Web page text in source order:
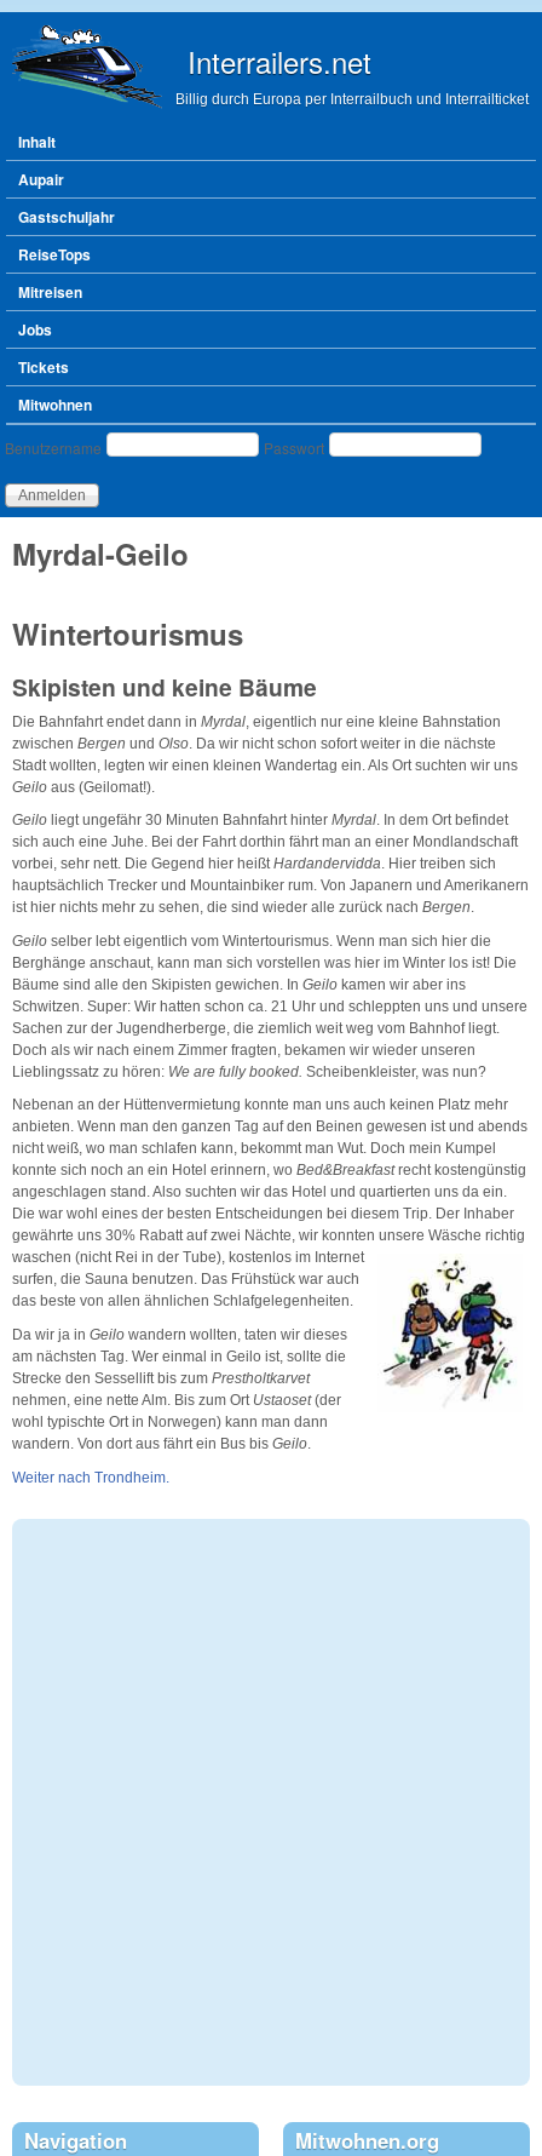
Interrailers.net
Billig durch Europa per Interrailbuch und Interrailticket
Hauptmenü
Inhalt
Aupair
Gastschuljahr
ReiseTops
Mitreisen
Jobs
Tickets
Mitwohnen
Benutzeranmeldung
Benutzername Passwort
Myrdal-Geilo
Wintertourismus
Skipisten und keine Bäume
Die Bahnfahrt endet dann in Myrdal , eigentlich nur eine kleine Bahnstation
zwischen Bergen und Olso . Da wir nicht schon sofort weiter in die nächste
Stadt wollten, legten wir einen kleinen Wandertag ein. Als Ort suchten wir uns
Geilo aus (Geilomat!).
Geilo liegt ungefähr 30 Minuten Bahnfahrt hinter Myrdal. In dem Ort befindet
sich auch eine Juhe. Bei der Fahrt dorthin fährt man an einer Mondlandschaft
vorbei, sehr nett. Die Gegend hier heißtHardandervidda. Hier treiben sich
hauptsächlich Trecker und Mountainbiker rum. Von Japanern und Amerikanern
ist hier nichts mehr zu sehen, die sind wieder alle zurück nach Bergen.
Geilo selber lebt eigentlich vom Wintertourismus. Wenn man sich hier die
Berghänge anschaut, kann man sich vorstellen was hier im Winter los ist! Die
Bäume sind alle den Skipisten gewichen. In Geilo kamen wir aber ins
Schwitzen. Super: Wir hatten schon ca. 21 Uhr und schleppten uns und unsere
Sachen zur der Jugendherberge, die ziemlich weit weg vom Bahnhof liegt.
Doch als wir nach einem Zimmer fragten, bekamen wir wieder unseren
Lieblingssatz zu hören: We are fully booked. Scheibenkleister, was nun?
Nebenan an der Hüttenvermietung konnte man uns auch keinen Platz mehr
anbieten. Wenn man den ganzen Tag auf den Beinen gewesen ist und abends
nicht weiß, wo man schlafen kann, bekommt man Wut. Doch mein Kumpel
konnte sich noch an ein Hotel erinnern, wo Bed&Breakfastrecht kostengünstig
angeschlagen stand. Also suchten wir das Hotel und quartierten uns da ein.
Die war wohl eines der besten Entscheidungen bei diesem Trip. Der Inhaber
gewährte uns 30% Rabatt auf zwei Nächte, wir konnten unsere Wäsche richtig
waschen (nicht Rei in der Tube), kostenlos im Internet
surfen, die Sauna benutzen. Das Frühstück war auch
das beste von allen ähnlichen Schlafgelegenheiten.
Da wir ja in Geilo wandern wollten, taten wir dieses
am nächsten Tag. Wer einmal in Geilo ist, sollte die
Strecke den Sessellift bis zum Prestholtkarvet
nehmen, eine nette Alm. Bis zum Ort Ustaoset(der
wohl typischte Ort in Norwegen) kann man dann
wandern. Von dort aus fährt ein Bus bis Geilo.
Weiter nach Trondheim.
Navigation Mitwohnen.org